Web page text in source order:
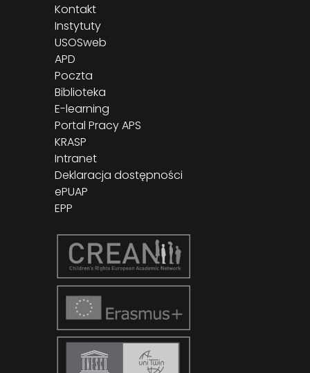
Kontakt
Instytuty
USOSweb
APD
Poczta
Biblioteka
E-learning
Portal Pracy APS
KRASP
Intranet
Deklaracja dostępności
ePUAP
EPP